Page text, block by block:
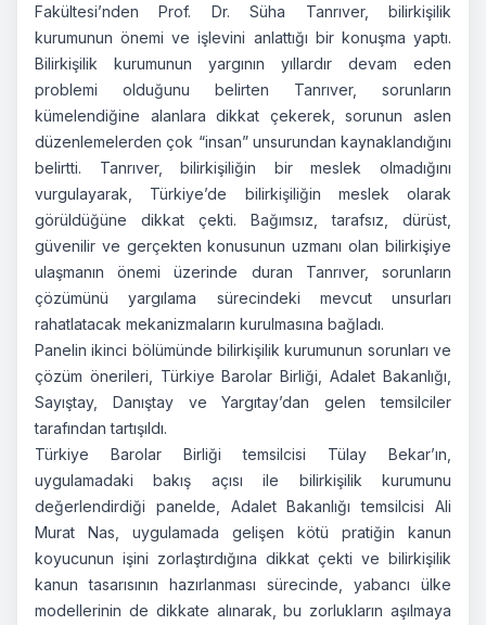
Fakültesi’nden Prof. Dr. Süha Tanrıver, bilirkişilik
kurumunun önemi ve işlevini anlattığı bir konuşma yaptı.
Bilirkişilik kurumunun yargının yıllardır devam eden
problemi olduğunu belirten Tanrıver, sorunların
kümelendiğine alanlara dikkat çekerek, sorunun aslen
düzenlemelerden çok “insan” unsurundan kaynaklandığını
belirtti. Tanrıver, bilirkişiliğin bir meslek olmadığını
vurgulayarak, Türkiye’de bilirkişiliğin meslek olarak
görüldüğüne dikkat çekti. Bağımsız, tarafsız, dürüst,
güvenilir ve gerçekten konusunun uzmanı olan bilirkişiye
ulaşmanın önemi üzerinde duran Tanrıver, sorunların
çözümünü yargılama sürecindeki mevcut unsurları
rahatlatacak mekanizmaların kurulmasına bağladı.
Panelin ikinci bölümünde bilirkişilik kurumunun sorunları ve
çözüm önerileri, Türkiye Barolar Birliği, Adalet Bakanlığı,
Sayıştay, Danıştay ve Yargıtay’dan gelen temsilciler
tarafından tartışıldı.
Türkiye Barolar Birliği temsilcisi Tülay Bekar’ın,
uygulamadaki bakış açısı ile bilirkişilik kurumunu
değerlendirdiği panelde, Adalet Bakanlığı temsilcisi Ali
Murat Nas, uygulamada gelişen kötü pratiğin kanun
koyucunun işini zorlaştırdığına dikkat çekti ve bilirkişilik
kanun tasarısının hazırlanması sürecinde, yabancı ülke
modellerinin de dikkate alınarak, bu zorlukların aşılmaya